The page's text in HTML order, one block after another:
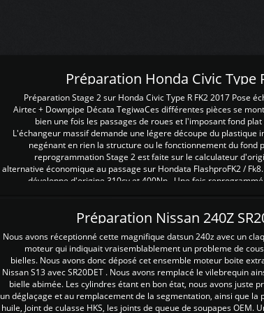
Préparation Honda Civic Type
Préparation Stage 2 sur Honda Civic Type R FK2 2017 Pose
Airtec + Downpipe Décata TegiwaCes différentes pièces se
bien une fois les passages de roues et l'imposant fond plat
L'échangeur massif demande une légere découpe du plastique
negénant en rien la structure ou le fonctionnement du fond
reprogrammation Stage 2 est faite sur le calculateur
alternative économique au passage sur Hondata FlashproFK2 /
développe d'origine 310cv et 400Nn , Une fois reprogrammé
Préparation Nissan 240Z
Nous avons réceptionné cette magnifique datsun 240z avec un
moteur qui indiquait vraisemblablement un probleme de
bielles. Nous avons donc déposé cet ensemble moteur boite
Nissan S13 avec SR20DET . Nous avons remplacé le vilebrequin
bielle abimée. Les cylindres étant en bon état, nous avons juste
un déglaçage et au remplacement de la segmentation, ainsi que la
huile, Joint de culasse HKS, les joints de queue de soupapes OEM.